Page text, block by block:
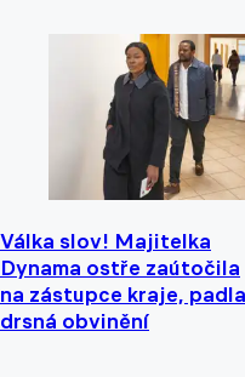
Válka slov! Majitelka
Dynama ostře zaútočila
na zástupce kraje, padla
drsná obvinění